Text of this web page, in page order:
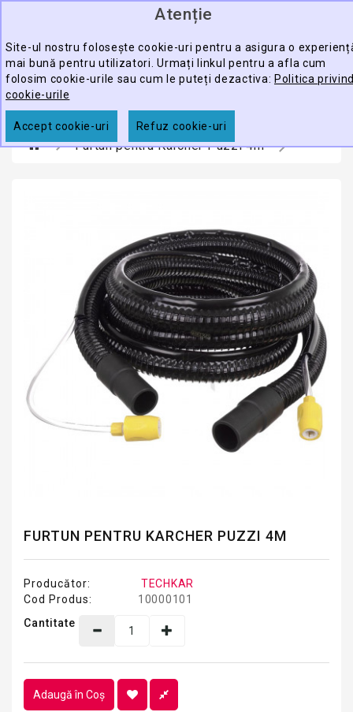
Atenție
Site-ul nostru folosește cookie-uri pentru a asigura o
mai bună pentru utilizatori. Urmați linkul pentru a afla cum
folosim cookie-urile sau cum le puteți dezactiva: Politica
cookie-urile
Accept cookie-uri Refuz cookie-uri
CĂUTARE
ECHIPAMENTE
PROFESIONALE
ACCESORII
PROMOTII
Furtun pentru Karcher Puzzi 4m
FURTUN PENTRU KARCHER PUZZI 4M
Producător:
TECHKAR
Cod Produs:
10000101
Cantitate
Adaugă în Coş